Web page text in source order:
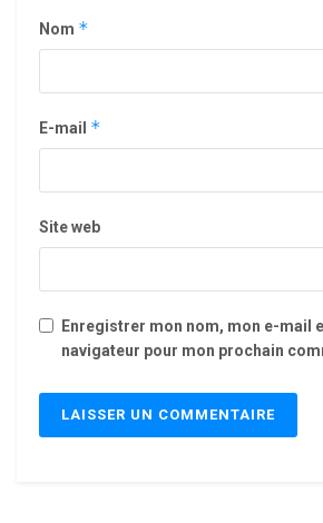
Nom *
E-mail *
Site web
Enregistrer mon nom, mon e-mail
navigateur pour mon prochain